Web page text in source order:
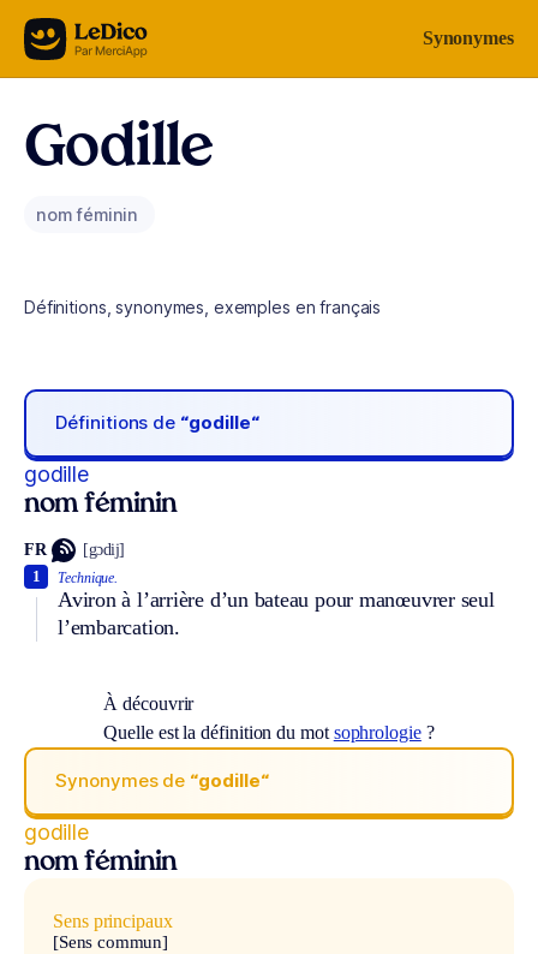
Aller au contenu Synonymes
Godille
nom féminin
Définitions, synonymes, exemples en français
Définitions de “godille“
godille
nom féminin
FR [gɔdij]
Technique.
Aviron à l’arrière d’un bateau pour manœuvrer seul
l’embarcation.
1
À découvrir
Quelle est la définition du mot sophrologie?
Synonymes de “godille“
godille
nom féminin
Sens principaux
[Sens commun]